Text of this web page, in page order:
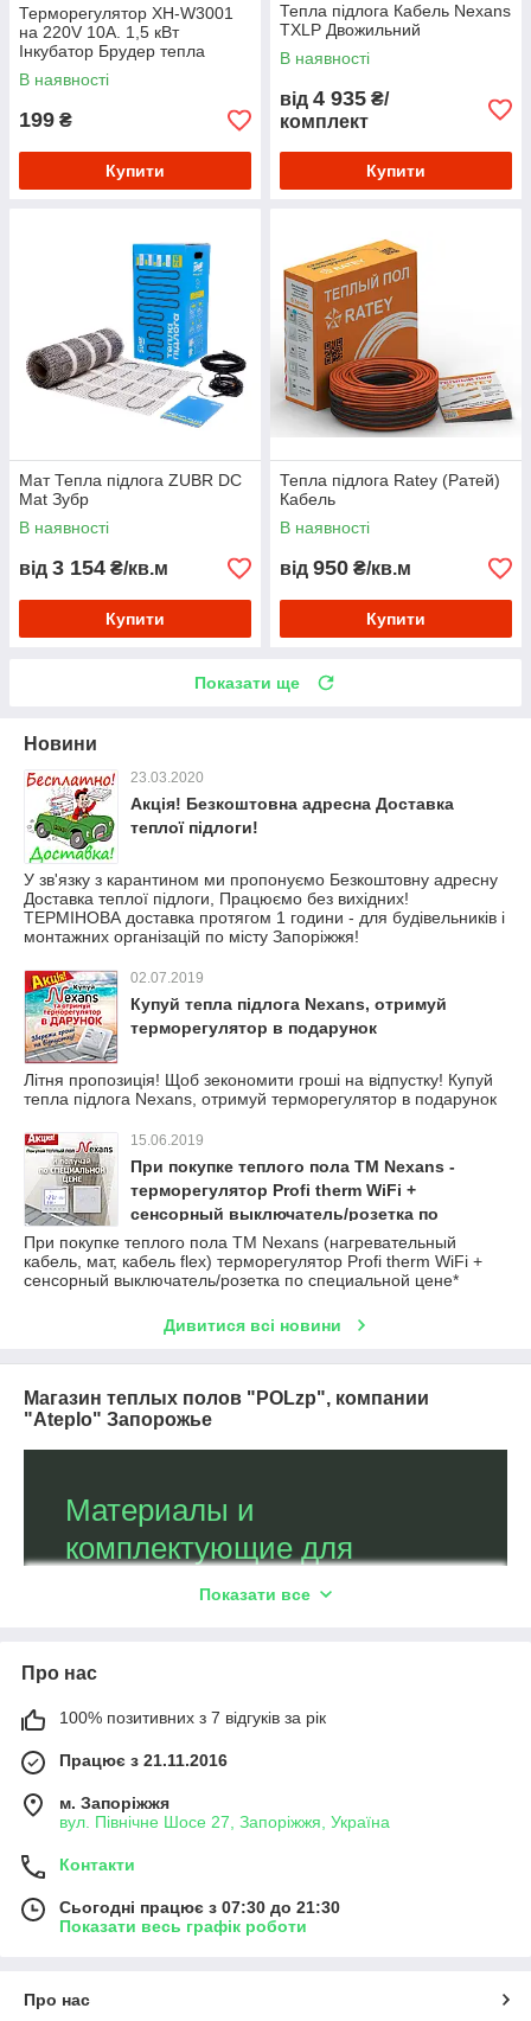
Терморегулятор XH-W3001
на 220V 10А. 1,5 кВт
Інкубатор Брудер тепла
підлога
В наявності
199 ₴
Купити
Тепла підлога Кабель Nexans
TXLP Двожильний
В наявності
від 4 935 ₴/
комплект
Купити
Мат Тепла підлога ZUBR DC
Mat Зубр
В наявності
від 3 154 ₴/кв.м
Купити
Тепла підлога Ratey (Ратей)
Кабель
В наявності
від 950 ₴/кв.м
Купити
Показати ще
Новини
23.03.2020
Акція! Безкоштовна адресна Доставка
теплої підлоги!
У зв'язку з карантином ми пропонуємо Безкоштовну адресну
Доставка теплої підлоги, Працюємо без вихідних!
ТЕРМІНОВА доставка протягом 1 години - для будівельників і
монтажних організацій по місту Запоріжжя!
02.07.2019
Купуй тепла підлога Nexans, отримуй
терморегулятор в подарунок
Літня пропозиція! Щоб зекономити гроші на відпустку! Купуй
тепла підлога Nexans, отримуй терморегулятор в подарунок
15.06.2019
При покупке теплого пола ТМ Nexans -
терморегулятор Profi therm WiFi +
сенсорный выключатель/розетка по
специальной цене*
При покупке теплого пола ТМ Nexans (нагревательный
кабель, мат, кабель flex) терморегулятор Profi therm WiFi +
сенсорный выключатель/розетка по специальной цене*
Дивитися всі новини
Магазин теплых полов "POLzp", компании
"Ateplo" Запорожье
Материалы и
комплектующие для
теплого пола
товары проверенных производителей, выполняем
монтажные работы различной сложности. Действуют
гибкие условия оплаты, в том числе и рассрочка
платежа. Доставляем заказы по всей территории
Украины.
Открыть каталог
Показати все
Про нас
100% позитивних з 7 відгуків за рік
Працює з 21.11.2016
м. Запоріжжя
вул. Північне Шосе 27, Запоріжжя, Україна
Контакти
Сьогодні працює з 07:30 до 21:30
Показати весь графік роботи
Про нас